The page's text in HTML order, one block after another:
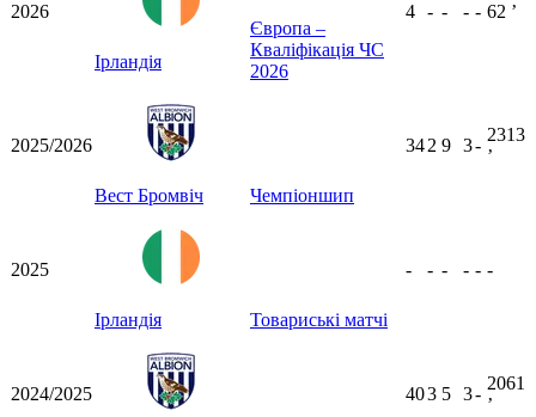
2026
Ірландія
Європа –
Кваліфікація ЧС
2026
4 - - - - 62 ʼ
2025/2026
Вест Бромвіч Чемпіоншип
342 9 3-
2313
ʼ
2025
Ірландія Товариські матчі
- - - - - -
2024/2025 403 5 3-
2061
ʼ